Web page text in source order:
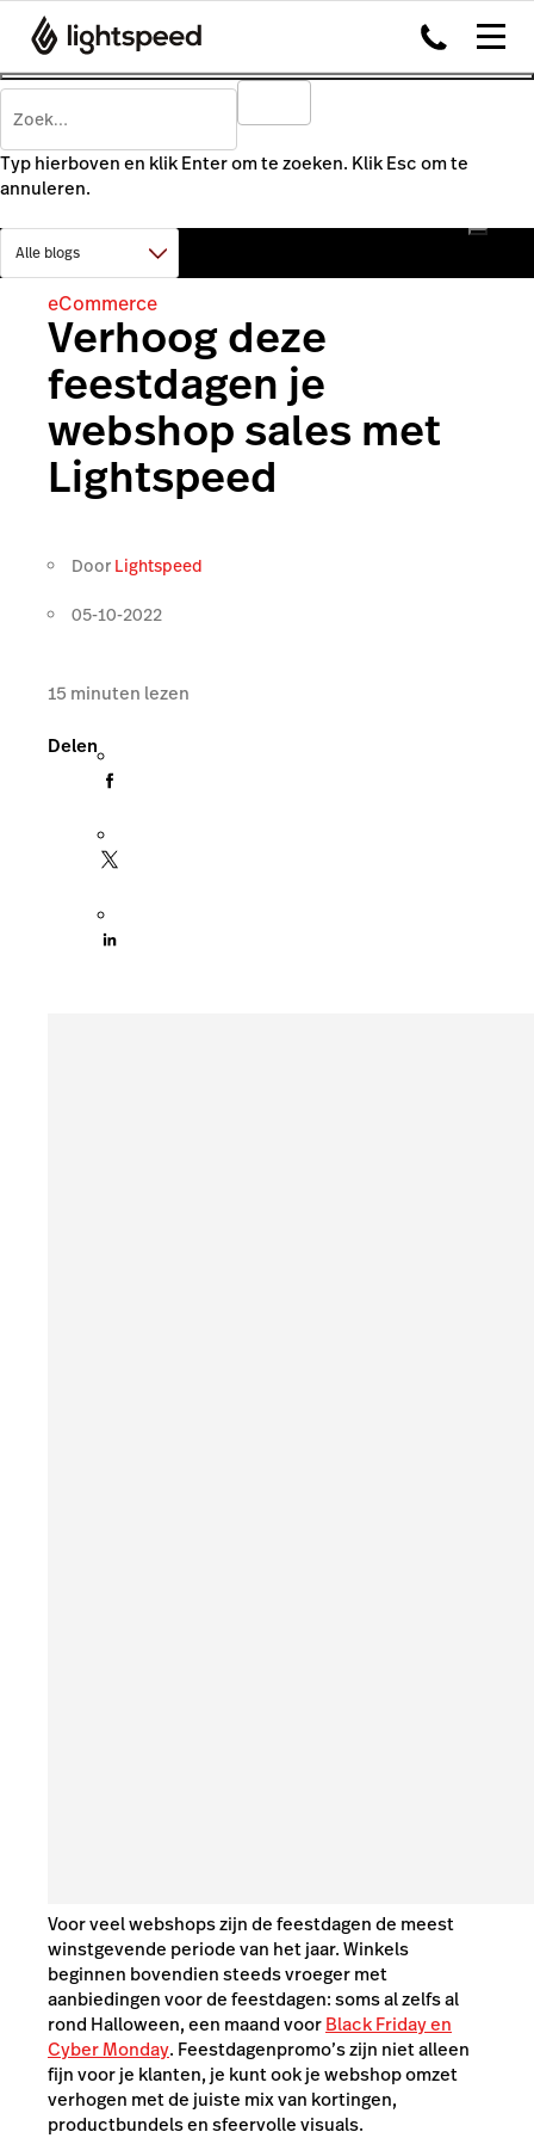
Typ hierboven en klik Enter om te zoeken. Klik Esc om te
annuleren.
eCommerce
Verhoog deze
feestdagen je
webshop sales met
Lightspeed
Door Lightspeed
05-10-2022
15 minuten lezen
Delen
Voor veel webshops zijn de feestdagen de meest
winstgevende periode van het jaar.Winkels
beginnen bovendien steeds vroeger met
aanbiedingen voor de feestdagen: soms al zelfs al
rond Halloween, een maand voorBlack Friday en
Cyber Monday. Feestdagenpromo’s zijn niet alleen
fijn voor je klanten, je kunt ook je webshop omzet
verhogen met de juiste mix van kortingen,
productbundels en sfeervolle visuals.